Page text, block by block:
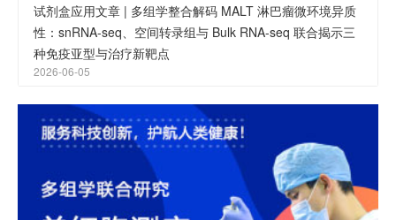
试剂盒应用文章 | 多组学整合解码 MALT 淋巴瘤微环境异质
性：snRNA-seq、空间转录组与 Bulk RNA-seq 联合揭示三
种免疫亚型与治疗新靶点
2026-06-05